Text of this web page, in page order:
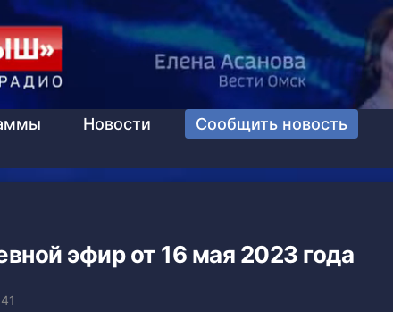
Новости Сообщить новость
эфир от 16 мая 2023 года